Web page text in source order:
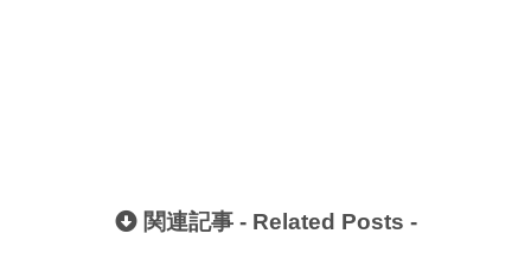
関連記事 - Related Posts -